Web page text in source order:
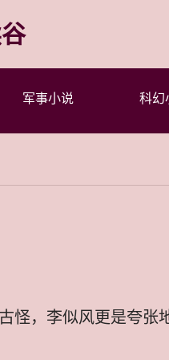
军事小说 科幻
，李似风更是夸张